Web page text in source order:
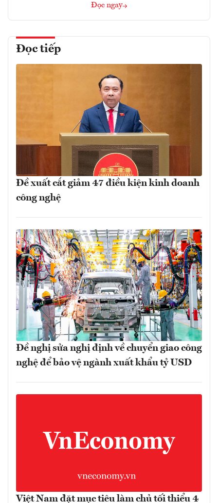
Đọc ngay
Đọc tiếp
Đề xuất cắt giảm 47 điều kiện kinh doanh
công nghệ
Đề nghị sửa nghị định về chuyển giao công
nghệ để bảo vệ ngành xuất khẩu tỷ USD
Việt Nam đặt mục tiêu làm chủ tối thiểu 4